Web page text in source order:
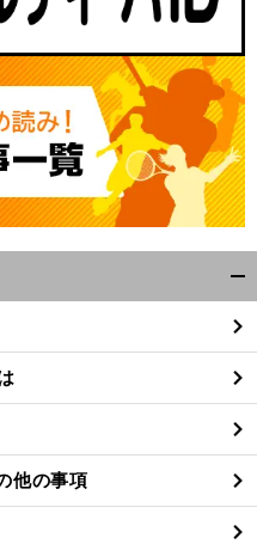
前
へ
閉
る
他の事項